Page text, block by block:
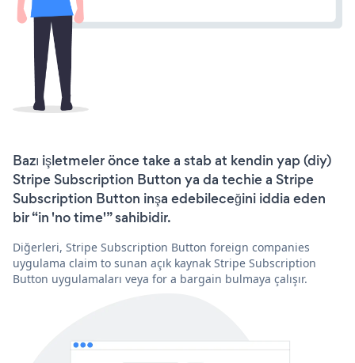
Bazı işletmeler önce take a stab at kendin yap (diy)
Stripe Subscription Button ya da techie a Stripe
Subscription Button inşa edebileceğini iddia eden
bir “in 'no time'” sahibidir.
Diğerleri, Stripe Subscription Button foreign companies
uygulama claim to sunan açık kaynak Stripe Subscription
Button uygulamaları veya for a bargain bulmaya çalışır.